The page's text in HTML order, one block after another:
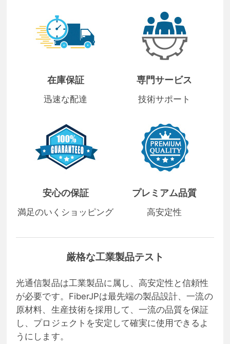
在庫保証
迅速な配達
専門サービス
技術サポート
安心の保証
満足のいくショッピング
プレミアム品質
高安定性
厳格な工業製品テスト
光通信製品は工業製品に属し、高安定性と信頼性
が必要です。FiberJPは最先端の製品設計、一流の
原材料、生産技術を採用して、一流の品質を保証
し、プロジェクトを安定して確実に使用できるよ
うにします。